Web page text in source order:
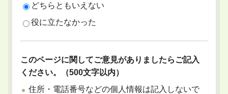
どちらともいえない
役に立たなかった
このページに関してご意見がありましたらご記入
ください。（500文字以内）
住所・電話番号などの個人情報は記入しないで